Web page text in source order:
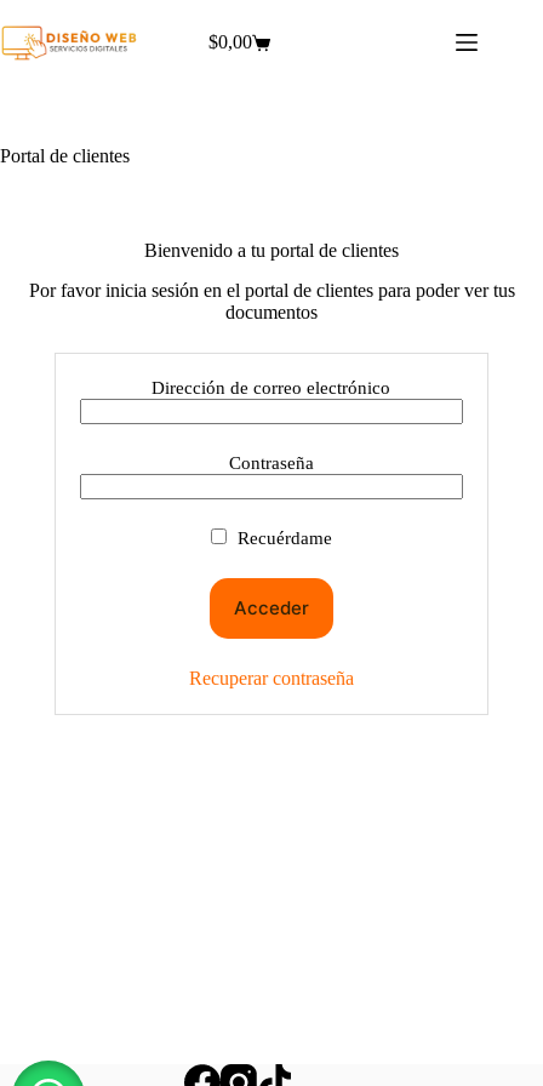
al
contenido
Carro
$0,00
Portal de clientes
Bienvenido a tu portal de clientes
Por favor inicia sesión en el portal de clientes para poder ver tus
documentos
Dirección de correo electrónico
Contraseña
Recuérdame
Recuperar contraseña